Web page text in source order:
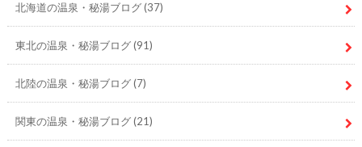
北海道の温泉・秘湯ブログ(37)
東北の温泉・秘湯ブログ(91)
北陸の温泉・秘湯ブログ(7)
関東の温泉・秘湯ブログ(21)